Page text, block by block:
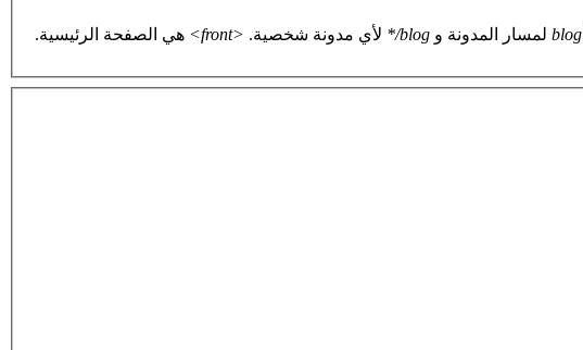
blog لمسار المدونة و blog/* لأي مدونة شخصية. <front>
هي الصفحة الرئيسية.